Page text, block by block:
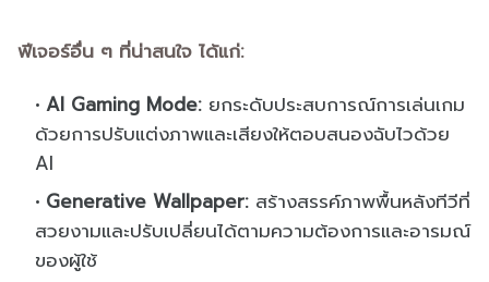
ฟีเจอร์อื่น ๆ ที่น่าสนใจ ได้แก่:
AI Gaming Mode: ยกระดับประสบการณ์การเล่นเกม
ด้วยการปรับแต่งภาพและเสียงให้ตอบสนองฉับไวด้วย
AI
Generative Wallpaper: สร้างสรรค์ภาพพื้นหลังทีวีที่
สวยงามและปรับเปลี่ยนได้ตามความต้องการและอารมณ์
ของผู้ใช้